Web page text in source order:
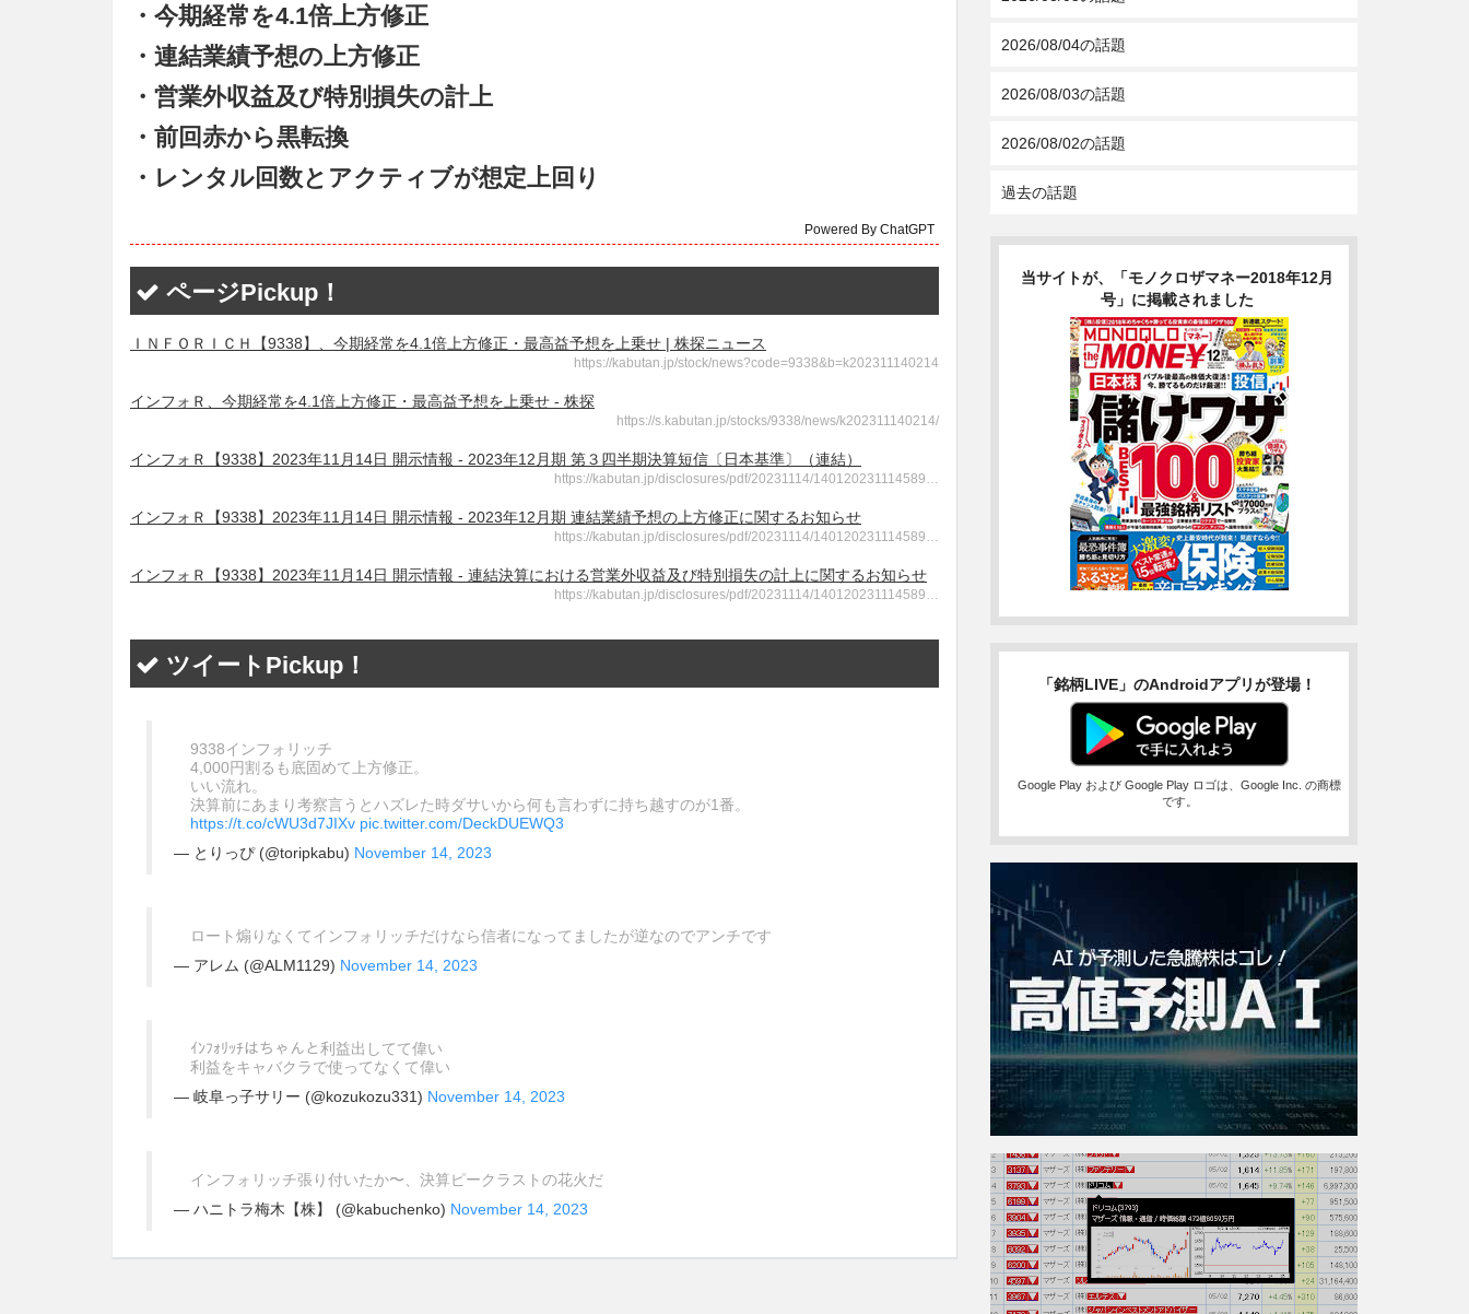
・今期経常を4.1倍上方修正
・連結業績予想の上方修正
・営業外収益及び特別損失の計上
・前回赤から黒転換
・レンタル回数とアクティブが想定上回り
Powered By ChatGPT
ページPickup！
ＩＮＦＯＲＩＣＨ【9338】、今期経常を4.1倍上方修正・最高益予想を上乗せ | 株探ニュース
https://kabutan.jp/stock/news?code=9338&b=k202311140214
インフォＲ、今期経常を4.1倍上方修正・最高益予想を上乗せ - 株探
https://s.kabutan.jp/stocks/9338/news/k202311140214/
インフォＲ【9338】2023年11月14日 開示情報 - 2023年12月期 第３四半期決算短信〔日本基準〕（連結）
https://kabutan.jp/disclosures/pdf/20231114/140120231114589…
インフォＲ【9338】2023年11月14日 開示情報 - 2023年12月期 連結業績予想の上方修正に関するお知らせ
https://kabutan.jp/disclosures/pdf/20231114/140120231114589…
インフォＲ【9338】2023年11月14日 開示情報 - 連結決算における営業外収益及び特別損失の計上に関するお知らせ
https://kabutan.jp/disclosures/pdf/20231114/140120231114589…
ツイートPickup！
9338インフォリッチ
4,000円割るも底固めて上方修正。
いい流れ。
決算前にあまり考察言うとハズレた時ダサいから何も言わずに持ち越すのが1番。
https://t.co/cWU3d7JIXv pic.twitter.com/DeckDUEWQ3
— とりっぴ (@toripkabu) November 14, 2023
ロート煽りなくてインフォリッチだけなら信者になってましたが逆なのでアンチです
— アレム (@ALM1129) November 14, 2023
ｲﾝﾌｫﾘｯﾁはちゃんと利益出してて偉い
利益をキャバクラで使ってなくて偉い
— 岐阜っ子サリー (@kozukozu331) November 14, 2023
インフォリッチ張り付いたか〜、決算ピークラストの花火だ
— ハニトラ梅木【株】 (@kabuchenko) November 14, 2023
2026/08/04の話題
2026/08/03の話題
2026/08/02の話題
過去の話題
当サイトが、「モノクロザマネー2018年12月
号」に掲載されました
「銘柄LIVE」のAndroidアプリが登場！
Google Play および Google Play ロゴは、Google Inc. の商標
です。